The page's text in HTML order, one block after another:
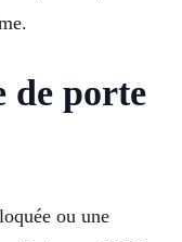
de porte
ou une